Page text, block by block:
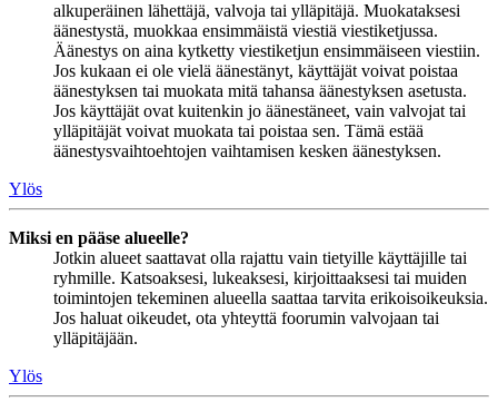
alkuperäinen lähettäjä, valvoja tai ylläpitäjä. Muokataksesi
äänestystä, muokkaa ensimmäistä viestiä viestiketjussa.
Äänestys on aina kytketty viestiketjun ensimmäiseen viestiin.
Jos kukaan ei ole vielä äänestänyt, käyttäjät voivat poistaa
äänestyksen tai muokata mitä tahansa äänestyksen asetusta.
Jos käyttäjät ovat kuitenkin jo äänestäneet, vain valvojat tai
ylläpitäjät voivat muokata tai poistaa sen. Tämä estää
äänestysvaihtoehtojen vaihtamisen kesken äänestyksen.
Ylös
Miksi en pääse alueelle?
Jotkin alueet saattavat olla rajattu vain tietyille käyttäjille tai
ryhmille. Katsoaksesi, lukeaksesi, kirjoittaaksesi tai muiden
toimintojen tekeminen alueella saattaa tarvita erikoisoikeuksia.
Jos haluat oikeudet, ota yhteyttä foorumin valvojaan tai
ylläpitäjään.
Ylös